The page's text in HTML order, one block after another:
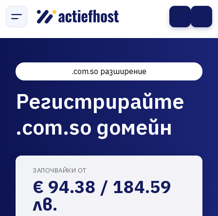
.com.so разширение
Регистрирайте
.com.so домейн
ЗАПОЧВАЙКИ ОТ
€ 94.38 / 184.59
лв.